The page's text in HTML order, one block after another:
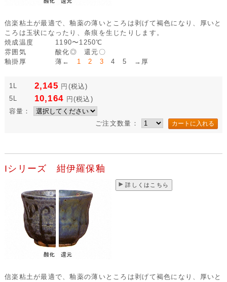
信楽粘土が最適で、釉薬の薄いところは剥げて褐色になり、厚いと
ころは玉状になったり、条痕を生じたりします。
焼成温度
1190〜1250℃
雰囲気
酸化◎ 還元〇
釉掛厚
薄← 1 2 3 4 5 →厚
1L 2,145 円 (税込)
5L
10,164 円(税込)
容量：
ご注文数量：
Iシリーズ 紺伊羅保釉
詳しくはこちら
信楽粘土が最適で、釉薬の薄いところは剥げて褐色になり、厚いと